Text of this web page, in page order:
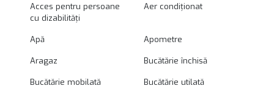
Acces pentru persoane
cu dizabilități
Aer condiționat
Apă Apometre
Aragaz Bucătărie închisă
Bucătărie mobilată Bucătărie utilată